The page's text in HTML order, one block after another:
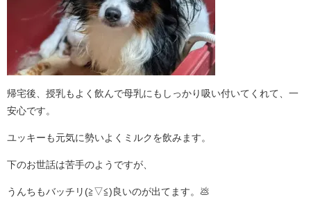
帰宅後、授乳もよく飲んで母乳にもしっかり吸い付いてくれて、一
安心です。
ユッキーも元気に勢いよくミルクを飲みます。
下のお世話は苦手のようですが、
うんちもバッチリ(≧▽≦)良いのが出てます。💩